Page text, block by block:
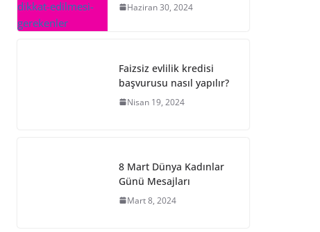
Haziran 30, 2024
Faizsiz evlilik kredisi
başvurusu nasıl yapılır?
Nisan 19, 2024
8 Mart Dünya Kadınlar
Günü Mesajları
Mart 8, 2024